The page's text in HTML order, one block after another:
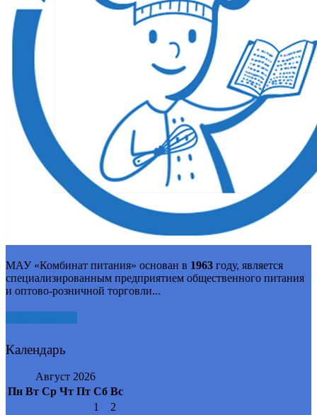
МАУ «Комбинат питания» основан в 1963 году, является
специализированным предприятием общественного питания
и оптово-розничной торговли...
Календарь
Август 2026
Пн Вт Ср Чт Пт Сб Вс
1
2